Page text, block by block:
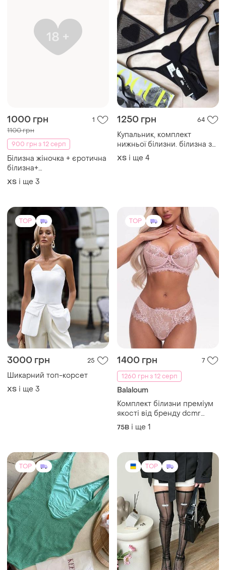
1000 грн 1
1100 грн
900 грн з 12 серп
Білизна жіночка + єротична
білизна+
трусики+бюстгалтер +
жіночі комплекти білизни
ХS і ще 3
1250 грн 64
Купальник, комплект
нижньої білизни. білизна з
сіткою , білизна зі с
рингами , купальник
ХS і ще 4
TOP
3000 грн 25
Шикарний топ-корсет
ХS і ще 3
TOP
1400 грн
7
1260 грн з 12 серп
Balaloum
Комплект білизни преміум
якості від бренду dcmr
balaloum
75B і ще 1
TOP TOP